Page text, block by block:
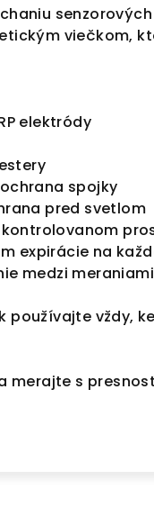
viečkom,
elektródy
spojky
pred svetlom
expirácie na
medzi meraniami
používajte vždy,
merajte s